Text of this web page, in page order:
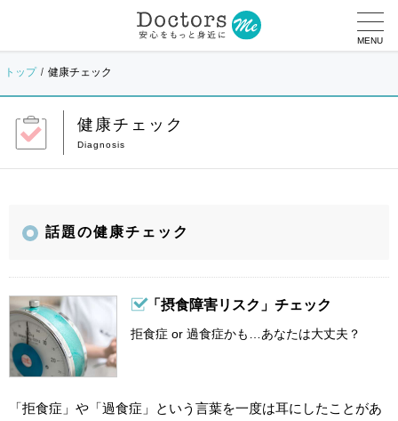
MENU
トップ 健康チェック
健康チェック
話題の健康チェック
「摂食障害リスク」チェック
拒食症 or 過食症かも…あなたは大丈夫？
「拒食症」や「過食症」という言葉を一度は耳にしたことがあ